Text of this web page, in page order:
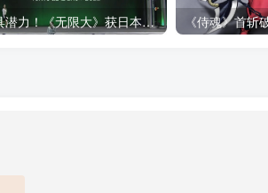
最具潜力！《无限大》获日本未来部门奖